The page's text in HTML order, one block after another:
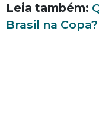
Leia também:
Brasil na